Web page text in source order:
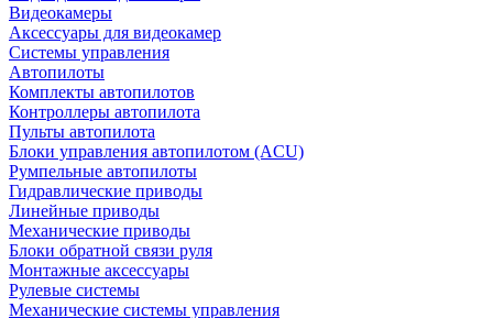
Видеокамеры
Аксессуары для видеокамер
Системы управления
Автопилоты
Комплекты автопилотов
Контроллеры автопилота
Пульты автопилота
Блоки управления автопилотом (ACU)
Румпельные автопилоты
Гидравлические приводы
Линейные приводы
Механические приводы
Блоки обратной связи руля
Монтажные аксессуары
Рулевые системы
Механические системы управления